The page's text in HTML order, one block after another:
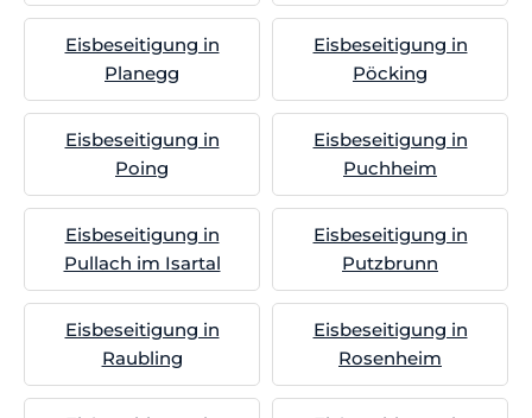
Eisbeseitigung in
Planegg
Eisbeseitigung in
Pöcking
Eisbeseitigung in
Poing
Eisbeseitigung in
Puchheim
Eisbeseitigung in
Pullach im Isartal
Eisbeseitigung in
Putzbrunn
Eisbeseitigung in
Raubling
Eisbeseitigung in
Rosenheim